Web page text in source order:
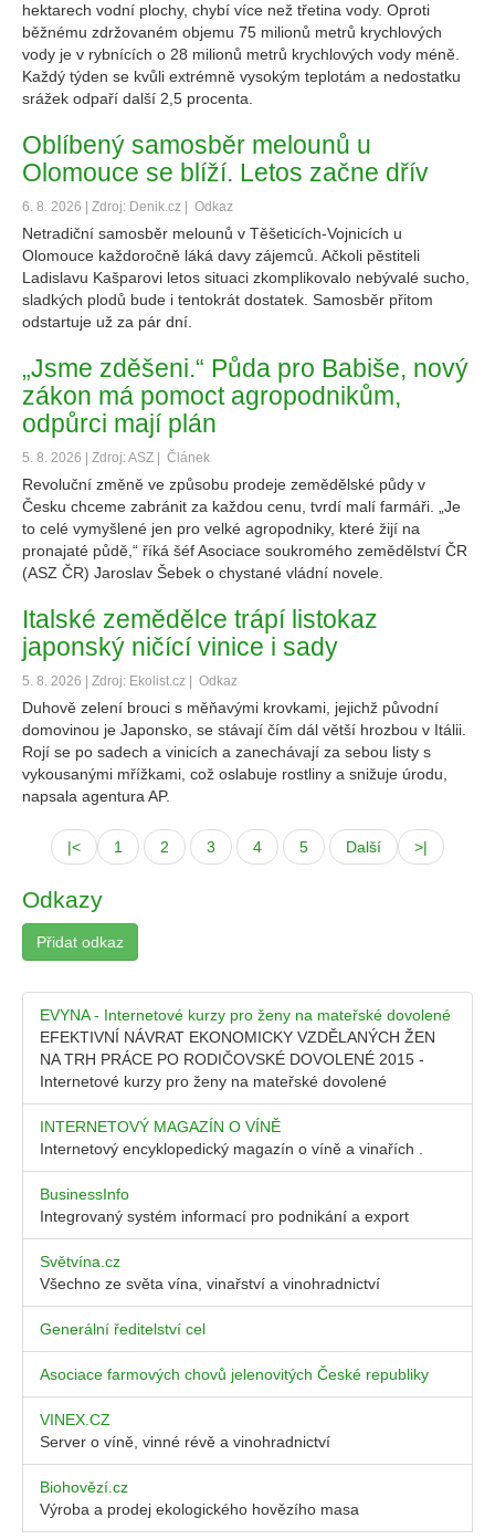
hektarech vodní plochy, chybí více než třetina vody. Oproti
běžnému zdržovaném objemu 75 milionů metrů krychlových
vody je v rybnících o 28 milionů metrů krychlových vody méně.
Každý týden se kvůli extrémně vysokým teplotám a nedostatku
srážek odpaří další 2,5 procenta.
Oblíbený samosběr melounů u
Olomouce se blíží. Letos začne dřív
6. 8. 2026 | Zdroj: Denik.cz | Odkaz
Netradiční samosběr melounů v Těšeticích-Vojnicích u
Olomouce každoročně láká davy zájemců. Ačkoli pěstiteli
Ladislavu Kašparovi letos situaci zkomplikovalo nebývalé sucho,
sladkých plodů bude i tentokrát dostatek. Samosběr přitom
odstartuje už za pár dní.
„Jsme zděšeni.“ Půda pro Babiše, nový
zákon má pomoct agropodnikům,
odpůrci mají plán
5. 8. 2026 | Zdroj: ASZ | Článek
Revoluční změně ve způsobu prodeje zemědělské půdy v
Česku chceme zabránit za každou cenu, tvrdí malí farmáři. „Je
to celé vymyšlené jen pro velké agropodniky, které žijí na
pronajaté půdě,“ říká šéf Asociace soukromého zemědělství ČR
(ASZ ČR) Jaroslav Šebek o chystané vládní novele.
Italské zemědělce trápí listokaz
japonský ničící vinice i sady
5. 8. 2026 | Zdroj: Ekolist.cz | Odkaz
Duhově zelení brouci s měňavými krovkami, jejichž původní
domovinou je Japonsko, se stávají čím dál větší hrozbou v Itálii.
Rojí se po sadech a vinicích a zanechávají za sebou listy s
vykousanými mřížkami, což oslabuje rostliny a snižuje úrodu,
napsala agentura AP.
|< 1 2 3 4 5 Další >|
Odkazy
Přidat odkaz
EVYNA - Internetové kurzy pro ženy na mateřské dovolené
EFEKTIVNÍ NÁVRAT EKONOMICKY VZDĚLANÝCH ŽEN
NA TRH PRÁCE PO RODIČOVSKÉ DOVOLENÉ 2015 -
Internetové kurzy pro ženy na mateřské dovolené
INTERNETOVÝ MAGAZÍN O VÍNĚ
Internetový encyklopedický magazín o víně a vinařích .
BusinessInfo
Integrovaný systém informací pro podnikání a export
Světvína.cz
Všechno ze světa vína, vinařství a vinohradnictví
Generální ředitelství cel
Asociace farmových chovů jelenovitých České republiky
VINEX.CZ
Server o víně, vinné révě a vinohradnictví
Biohovězí.cz
Výroba a prodej ekologického hovězího masa